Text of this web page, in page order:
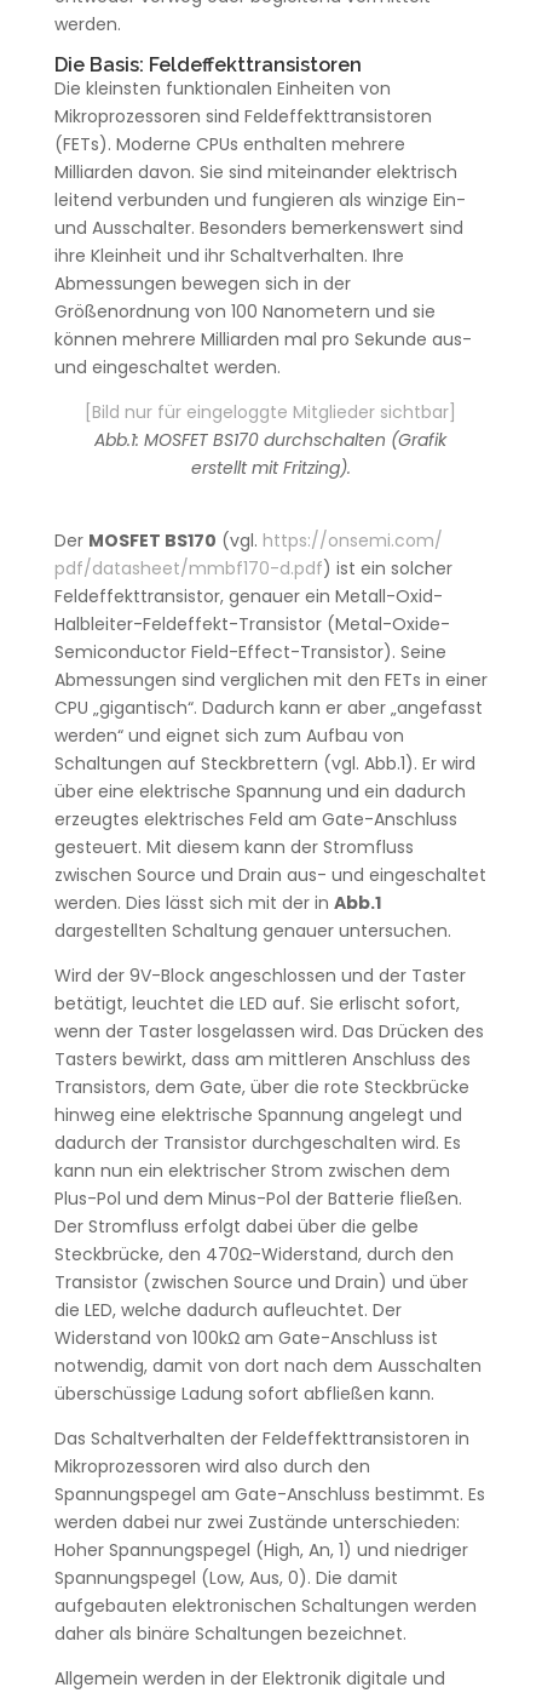
werden.
Die Basis: Feldeffekttransistoren
Die kleinsten funktionalen Einheiten von
Mikroprozessoren sind Feldeffekttransistoren
(FETs). Moderne CPUs enthalten mehrere
Milliarden davon. Sie sind miteinander elektrisch
leitend verbunden und fungieren als winzige Ein-
und Ausschalter. Besonders bemerkenswert sind
ihre Kleinheit und ihr Schaltverhalten. Ihre
Abmessungen bewegen sich in der
Größenordnung von 100 Nanometern und sie
können mehrere Milliarden mal pro Sekunde aus-
und eingeschaltet werden.
[Bild nur für eingeloggte Mitglieder sichtbar]
Abb.1: MOSFET BS170 durchschalten (Grafik
erstellt mit Fritzing).
Der MOSFET BS170 (vgl. https://onsemi.com/
pdf/datasheet/mmbf170-d.pdf) ist ein solcher
Feldeffekttransistor, genauer ein Metall-Oxid-
Halbleiter-Feldeffekt-Transistor (Metal-Oxide-
Semiconductor Field-Effect-Transistor). Seine
Abmessungen sind verglichen mit den FETs in einer
CPU „gigantisch“. Dadurch kann er aber „angefasst
werden“ und eignet sich zum Aufbau von
Schaltungen auf Steckbrettern (vgl. Abb.1). Er wird
über eine elektrische Spannung und ein dadurch
erzeugtes elektrisches Feld am Gate-Anschluss
gesteuert. Mit diesem kann der Stromfluss
zwischen Source und Drain aus- und eingeschaltet
werden. Dies lässt sich mit der in Abb.1
dargestellten Schaltung genauer untersuchen.
Wird der 9V-Block angeschlossen und der Taster
betätigt, leuchtet die LED auf. Sie erlischt sofort,
wenn der Taster losgelassen wird. Das Drücken des
Tasters bewirkt, dass am mittleren Anschluss des
Transistors, dem Gate, über die rote Steckbrücke
hinweg eine elektrische Spannung angelegt und
dadurch der Transistor durchgeschalten wird. Es
kann nun ein elektrischer Strom zwischen dem
Plus-Pol und dem Minus-Pol der Batterie fließen.
Der Stromfluss erfolgt dabei über die gelbe
Steckbrücke, den 470Ω-Widerstand, durch den
Transistor (zwischen Source und Drain) und über
die LED, welche dadurch aufleuchtet. Der
Widerstand von 100kΩ am Gate-Anschluss ist
notwendig, damit von dort nach dem Ausschalten
überschüssige Ladung sofort abfließen kann.
Das Schaltverhalten der Feldeffekttransistoren in
Mikroprozessoren wird also durch den
Spannungspegel am Gate-Anschluss bestimmt. Es
werden dabei nur zwei Zustände unterschieden:
Hoher Spannungspegel (High, An, 1) und niedriger
Spannungspegel (Low, Aus, 0). Die damit
aufgebauten elektronischen Schaltungen werden
daher als binäre Schaltungen bezeichnet.
Allgemein werden in der Elektronik digitale und